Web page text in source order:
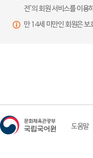
전’의 회원 서비스를 이용
만 14세 미만인 회원은
도움말